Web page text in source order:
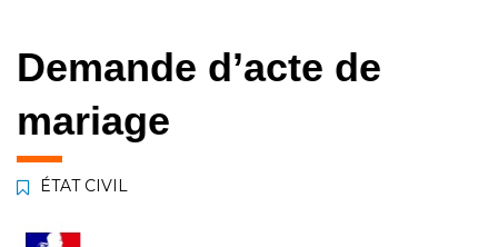
Demande d’acte de
mariage
ÉTAT CIVIL